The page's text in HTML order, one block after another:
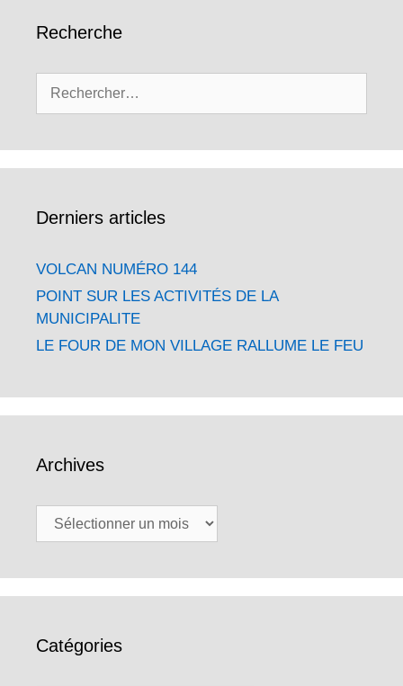
Recherche
Derniers articles
VOLCAN NUMÉRO 144
POINT SUR LES ACTIVITÉS DE LA
MUNICIPALITE
LE FOUR DE MON VILLAGE RALLUME LE FEU
Archives
Archives
Catégories